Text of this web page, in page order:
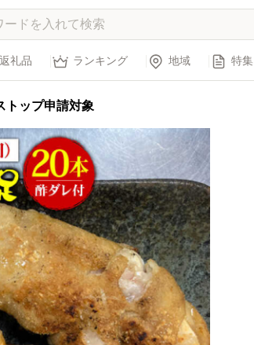
返礼品 ランキング 地域 特集
トップ申請対象